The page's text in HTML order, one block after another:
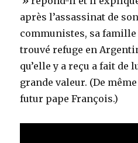
après l’assassinat de
communistes, sa famille
trouvé refuge en
qu’elle y a reçu a fait de
grande valeur. (De
futur pape François.)